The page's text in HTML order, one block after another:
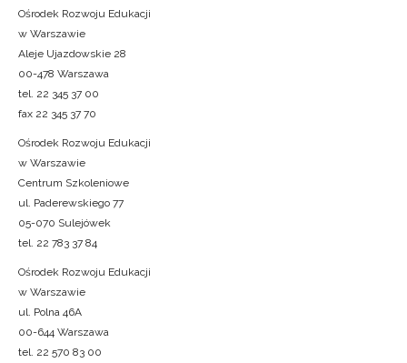
Ośrodek Rozwoju Edukacji
w Warszawie
Aleje Ujazdowskie 28
00-478 Warszawa
tel. 22 345 37 00
fax 22 345 37 70
Ośrodek Rozwoju Edukacji
w Warszawie
Centrum Szkoleniowe
ul. Paderewskiego 77
05-070 Sulejówek
tel. 22 783 37 84
Ośrodek Rozwoju Edukacji
w Warszawie
ul. Polna 46A
00-644 Warszawa
tel. 22 570 83 00